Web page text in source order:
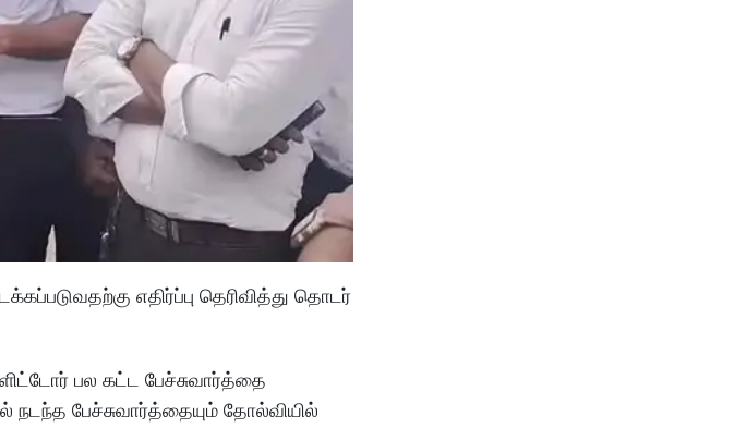
எதிர்ப்பு தெரிவித்து தொடர்
பல கட்ட பேச்சுவார்த்தை
பேச்சுவார்த்தையும் தோல்வியில்